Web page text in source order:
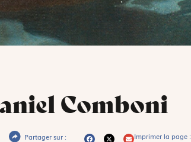
Comboni
Partager sur : Imprimer la page :